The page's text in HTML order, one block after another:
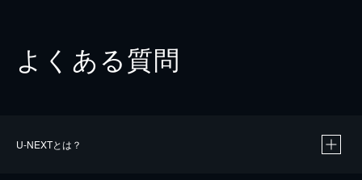
よくある質問
U-NEXTとは？